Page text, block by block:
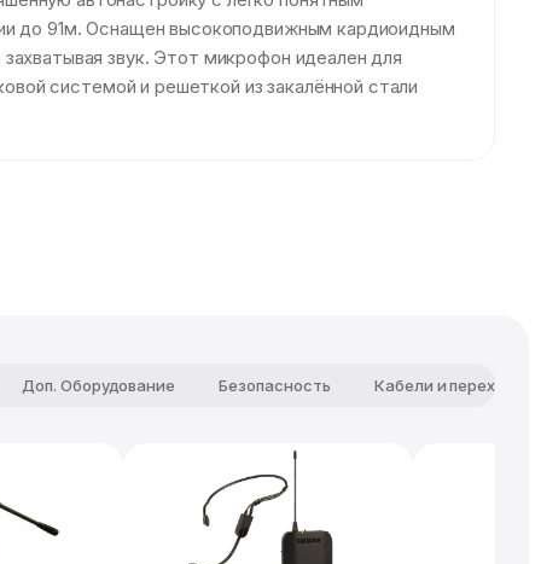
до 91м. Оснащен высокоподвижным кардиоидным
звук. Этот микрофон идеален для
системой и решеткой из закалённой стали
Доп. Оборудование Безопасность Кабели и